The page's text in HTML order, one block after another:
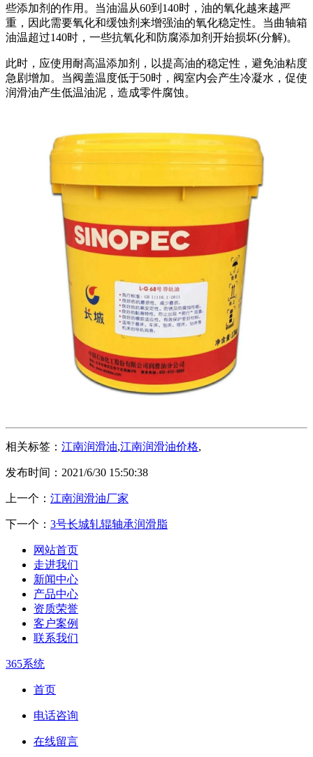
些添加剂的作用。当油温从60到140时，油的氧化越来越严
重，因此需要氧化和缓蚀剂来增强油的氧化稳定性。当曲轴箱
油温超过140时，一些抗氧化和防腐添加剂开始损坏(分解)。
此时，应使用耐高温添加剂，以提高油的稳定性，避免油粘度
急剧增加。当阀盖温度低于50时，阀室内会产生冷凝水，促使
润滑油产生低温油泥，造成零件腐蚀。
相关标签： 江南润滑油,江南润滑油价格,
发布时间：2021/6/30 15:50:38
上一个： 江南润滑油厂家
下一个： 3号长城轧辊轴承润滑脂
网站首页
走进我们
新闻中心
产品中心
资质荣誉
客户案例
联系我们
365系统
首页
电话咨询
在线留言